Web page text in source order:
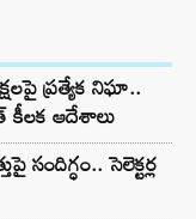
ప్రత్యేక నిఘా..
కీలక ఆదేశాలు
సెలెక్టర్ల